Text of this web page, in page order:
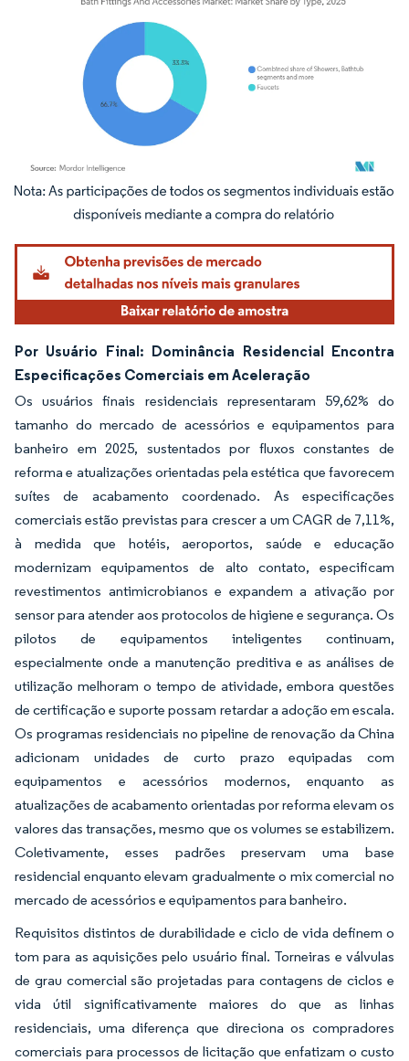
Imagem © Mordor Intelligence. O reuso requer atribuição conforme CC BY 4.0.
Por Usuário Final: Dominância Residencial Encontra
Especificações Comerciais em Aceleração
Os usuários finais residenciais representaram 59,62% do
tamanho do mercado de acessórios e equipamentos para
banheiro em 2025, sustentados por fluxos constantes de
reforma e atualizações orientadas pela estética que favorecem
suítes de acabamento coordenado. As especificações
comerciais estão previstas para crescer a um CAGR de 7,11%,
à medida que hotéis, aeroportos, saúde e educação
modernizam equipamentos de alto contato, especificam
revestimentos antimicrobianos e expandem a ativação por
sensor para atender aos protocolos de higiene e segurança. Os
pilotos de equipamentos inteligentes continuam,
especialmente onde a manutenção preditiva e as análises de
utilização melhoram o tempo de atividade, embora questões
de certificação e suporte possam retardar a adoção em escala.
Os programas residenciais no pipeline de renovação da China
adicionam unidades de curto prazo equipadas com
equipamentos e acessórios modernos, enquanto as
atualizações de acabamento orientadas por reforma elevam os
valores das transações, mesmo que os volumes se estabilizem.
Coletivamente, esses padrões preservam uma base
residencial enquanto elevam gradualmente o mix comercial no
mercado de acessórios e equipamentos para banheiro.
Requisitos distintos de durabilidade e ciclo de vida definem o
tom para as aquisições pelo usuário final. Torneiras e válvulas
de grau comercial são projetadas para contagens de ciclos e
vida útil significativamente maiores do que as linhas
residenciais, uma diferença que direciona os compradores
comerciais para processos de licitação que enfatizam o custo